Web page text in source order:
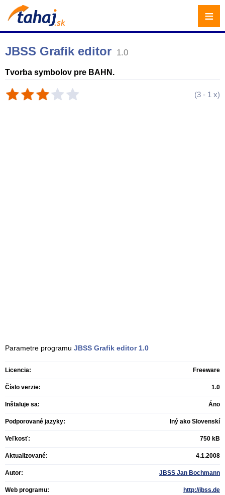
JBSS Grafik editor 1.0
Tvorba symbolov pre BAHN.
(3 - 1 x)
Parametre programu JBSS Grafik editor 1.0
Licencia: Freeware
Číslo verzie: 1.0
Inštaluje sa: Áno
Podporované jazyky: Iný ako Slovenskí
Veľkosť: 750 kB
Aktualizované: 4.1.2008
Autor: JBSS Jan Bochmann
Web programu: http://jbss.de
≡